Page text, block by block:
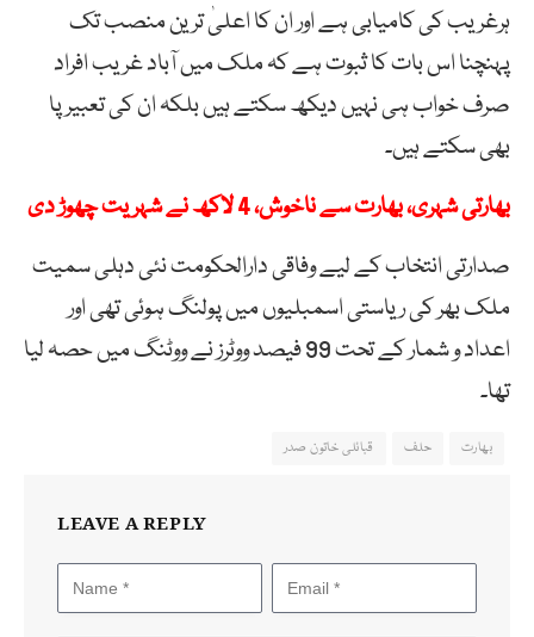
ہرغریب کی کامیابی ہے اور ان کا اعلیٰ ترین منصب تک
پہنچنا اس بات کا ثبوت ہے کہ ملک میں آباد غریب افراد
صرف خواب ہی نہیں دیکھ سکتے ہیں بلکہ ان کی تعبیر پا
بھی سکتے ہیں۔
بھارتی شہری، بھارت سے ناخوش، 4 لاکھ نے شہریت چھوڑ دی
صدارتی انتخاب کے لیے وفاقی دارالحکومت نئی دہلی سمیت
ملک بھر کی ریاستی اسمبلیوں میں پولنگ ہوئی تھی اور
اعداد و شمار کے تحت 99 فیصد ووٹرز نے ووٹنگ میں حصہ لیا
تھا۔
بھارت حلف قبائلی خاتون صدر
LEAVE A REPLY